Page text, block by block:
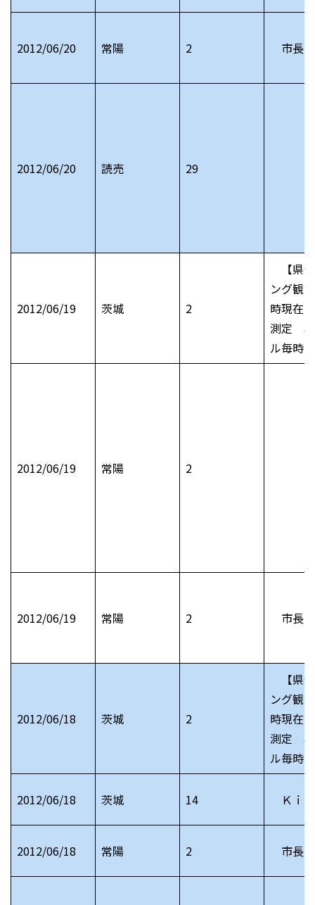
2012/06/20 常陽 2 市長
2012/06/20 読売 29
2012/06/19 茨城 2
【県
ング観
時現在
測定 単
ル毎時
2012/06/19 常陽 2
2012/06/19 常陽 2 市長
2012/06/18 茨城 2
【県
ング観
時現在
測定 単
ル毎時
2012/06/18 茨城 14 Ｋｉ
2012/06/18 常陽 2 市長